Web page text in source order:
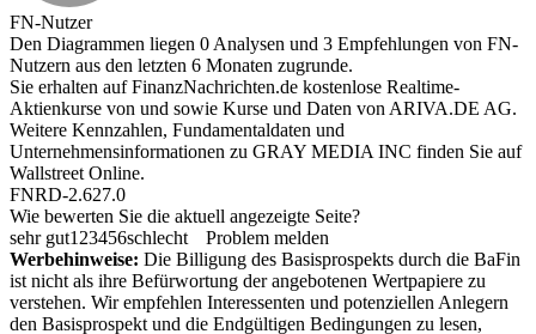
FN-Nutzer
Den Diagrammen liegen 0 Analysen und 3 Empfehlungen von FN-
Nutzern aus den letzten 6 Monaten zugrunde.
Sie erhalten auf FinanzNachrichten.de kostenlose Realtime-
Aktienkurse von und sowie Kurse und Daten von ARIVA.DE AG.
Weitere Kennzahlen, Fundamentaldaten und
Unternehmensinformationen zu GRAY MEDIA INC finden Sie auf
Wallstreet Online.
FNRD-2.627.0
Wie bewerten Sie die aktuell angezeigte Seite?
sehr gut1 23456schlecht
Problem melden
Werbehinweise: Die Billigung des Basisprospekts durch die BaFin
ist nicht als ihre Befürwortung der angebotenen Wertpapiere zu
verstehen. Wir empfehlen Interessenten und potenziellen Anlegern
den Basisprospekt und die Endgültigen Bedingungen zu lesen,